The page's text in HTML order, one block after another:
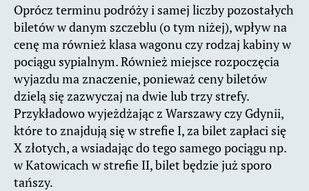
Oprócz terminu podróży i samej liczby pozostałych
biletów w danym szczeblu (o tym niżej), wpływ na
cenę ma również klasa wagonu czy rodzaj kabiny w
pociągu sypialnym. Również miejsce rozpoczęcia
wyjazdu ma znaczenie, ponieważ ceny biletów
dzielą się zazwyczaj na dwie lub trzy strefy.
Przykładowo wyjeżdżając z Warszawy czy Gdynii,
które to znajdują się w strefie I, za bilet zapłaci się
X złotych, a wsiadając do tego samego pociągu np.
w Katowicach w strefie II, bilet będzie już sporo
tańszy.